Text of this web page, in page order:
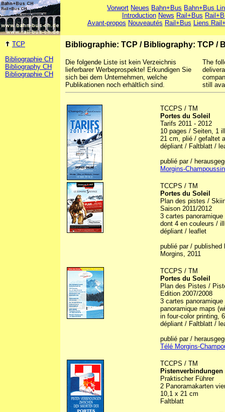
Vorwort Neues Bahn+Bus Bahn+Bus
Introduction News Rail+Bus
Avant-propos Nouveautés Rail+Bus Liens
TCP
Bibliographie CH
Bibliography CH
Bibliographie CH
Bibliographie: TCP / Bibliography: TCP /
Die folgende Liste ist kein Verzeichnis
lieferbarer Werbeprospekte! Erkundigen Sie
sich bei dem Unternehmen, welche
Publikationen noch erhältlich sind.
The
still
TCCPS / TM
Portes du Soleil
Tarifs 2011 - 2012
10 pages / Seiten, 1
21 cm, plié / gefaltet
dépliant / Faltblatt /
publié par /
Morgins-Champoussin
TCCPS / TM
Portes du Soleil
Plan des pistes /
Saison 2011/2012
3 cartes
dont 4 en couleurs /
dépliant / leaflet
publié par /
Morgins, 2011
TCCPS / TM
Portes du Soleil
Plan des Pistes /
Edition 2007/2008
3 cartes
panoramique maps
in four-color printing,
dépliant / Faltblatt /
publié par /
Télé Morgins-
TCCPS / TM
Praktischer Führer
2 Panoramakarten
10,1 x 21 cm
Faltblatt